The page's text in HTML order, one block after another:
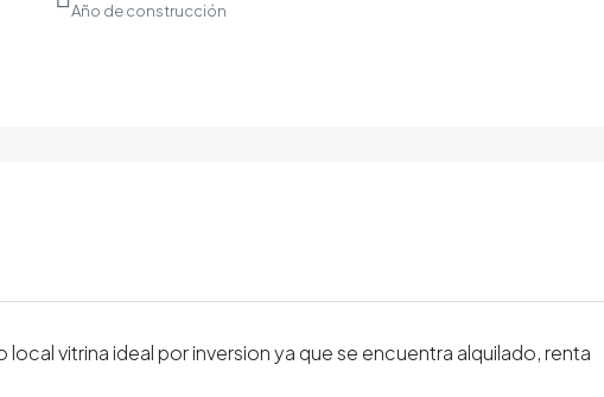
Año de construcción
vitrina ideal por inversion ya que se encuentra alquilado, renta